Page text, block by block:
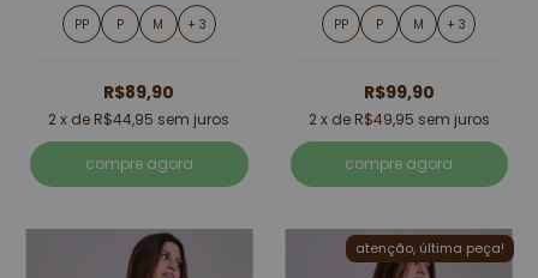
PP P M + 3
R$89,90
2x de R$44,95 sem juros
compre agora
PP P M + 3
R$99,90
2x de R$49,95 sem juros
compre agora
atenção, última peça!